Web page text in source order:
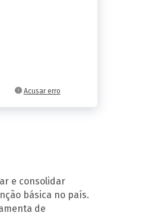
Acusar erro
e consolidar
básica no país.
de